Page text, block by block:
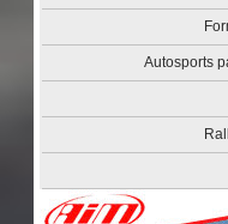
Autosports